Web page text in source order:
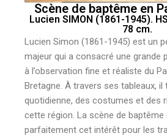
Scène de baptême en
Lucien SIMON (1861-1945).
78 cm.
Lucien Simon (1861-1945) est un
majeur qui a consacré une grande
à l’observation fine et réaliste du
Bretagne. À travers ses tableaux, il
quotidienne, des costumes et des
cette région. La scène de baptême
parfaitement cet intérêt pour les